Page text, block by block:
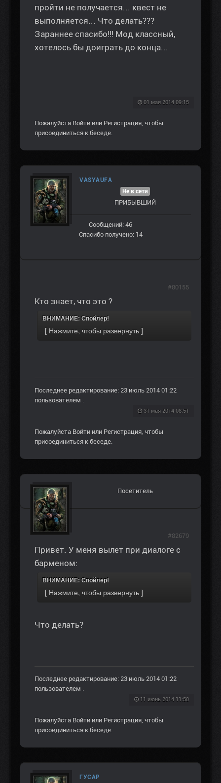
пройти не получается... квест не
выполняется... Что делать???
Зараннее спасибо!!! Мод классный,
хотелось бы доиграть до конца...
01 мая 2014 09:15
Пожалуйста Войти или Регистрация, чтобы
присоединиться к беседе.
VASYAUFA
Не в сети
ПРИБЫВШИЙ
Сообщений: 46
Спасибо получено: 14
Кто знает, что это ?
ВНИМАНИЕ: Спойлер!
Последнее редактирование: 23 июль 2014 01:22
пользователем .
31 мая 2014 08:51
#80155
Пожалуйста Войти или Регистрация, чтобы
присоединиться к беседе.
Посетитель
Привет. У меня вылет при диалоге с
барменом:
ВНИМАНИЕ: Спойлер!
Что делать?
Последнее редактирование: 23 июль 2014 01:22
пользователем .
11 июнь 2014 11:50
#82679
Пожалуйста Войти или Регистрация, чтобы
присоединиться к беседе.
ГУСАР